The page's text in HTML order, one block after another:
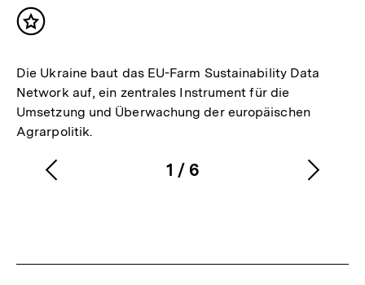
Inhalt
Die Ukraine baut das EU-Farm Sustainability Data
Network auf, ein zentrales Instrument für die
Umsetzung und Überwachung der europäischen
Agrarpolitik.
Karussellinhalt
1
von
/ 6
Vorherigen